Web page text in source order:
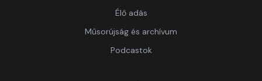
Élő adás
Műsorújság és archívum
Podcastok